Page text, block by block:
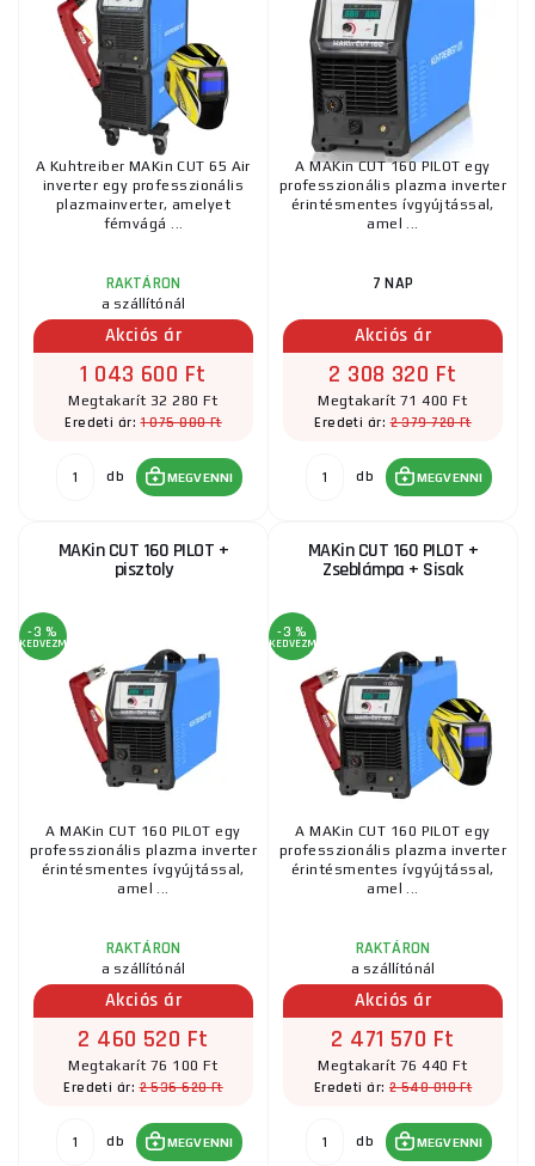
A Kuhtreiber MAKin CUT 65 Air
inverter egy professzionális
plazmainverter, amelyet
fémvágá ...
RAKTÁRON
a szállítónál
Akciós ár
1 043 600 Ft
Megtakarít 32 280 Ft
Eredeti ár:1 075 880 Ft
db MEGVENNI
A MAKin CUT 160 PILOT egy
professzionális plazma inverter
érintésmentes ívgyújtással,
amel ...
7 NAP
Akciós ár
2 308 320 Ft
Megtakarít 71 400 Ft
Eredeti ár:2 379 720 Ft
db MEGVENNI
MAKin CUT 160 PILOT +
pisztoly
-3 %
KEDVEZMÉNY
A MAKin CUT 160 PILOT egy
professzionális plazma inverter
érintésmentes ívgyújtással,
amel ...
RAKTÁRON
a szállítónál
Akciós ár
2 460 520 Ft
Megtakarít 76 100 Ft
Eredeti ár:2 536 620 Ft
db MEGVENNI
MAKin CUT 160 PILOT +
Zseblámpa + Sisak
-3 %
KEDVEZMÉNY
A MAKin CUT 160 PILOT egy
professzionális plazma inverter
érintésmentes ívgyújtással,
amel ...
RAKTÁRON
a szállítónál
Akciós ár
2 471 570 Ft
Megtakarít 76 440 Ft
Eredeti ár: 2 548 010 Ft
db MEGVENNI